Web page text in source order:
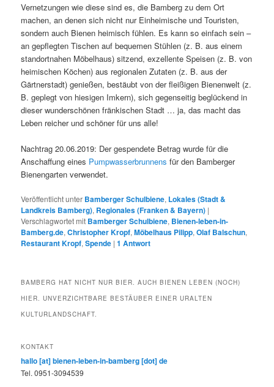
Vernetzungen wie diese sind es, die Bamberg zu dem Ort
machen, an denen sich nicht nur Einheimische und Touristen,
sondern auch Bienen heimisch fühlen. Es kann so einfach sein –
an gepflegten Tischen auf bequemen Stühlen (z. B. aus einem
standortnahen Möbelhaus) sitzend, exzellente Speisen (z. B. von
heimischen Köchen) aus regionalen Zutaten (z. B. aus der
Gärtnerstadt) genießen, bestäubt von der fleißigen Bienenwelt (z.
B. geplegt von hiesigen Imkern), sich gegenseitig beglückend in
dieser wunderschönen fränkischen Stadt … ja, das macht das
Leben reicher und schöner für uns alle!
Nachtrag 20.06.2019: Der gespendete Betrag wurde für die
Anschaffung eines Pumpwasserbrunnens für den Bamberger
Bienengarten verwendet.
Veröffentlicht unter Bamberger Schulbiene, Lokales (Stadt &
Landkreis Bamberg), Regionales (Franken & Bayern) |
Verschlagwortet mit Bamberger Schulbiene, Bienen-leben-in-
Bamberg.de,Christopher Kropf,Möbelhaus Pilipp,Olaf Balschun,
Restaurant Kropf,Spende |1 Antwort
BAMBERG HAT NICHT NUR BIER. AUCH BIENEN LEBEN (NOCH)
HIER. UNVERZICHTBARE BESTÄUBER EINER URALTEN
KULTURLANDSCHAFT.
KONTAKT
hallo [at] bienen-leben-in-bamberg [dot] de
Tel. 0951-3094539